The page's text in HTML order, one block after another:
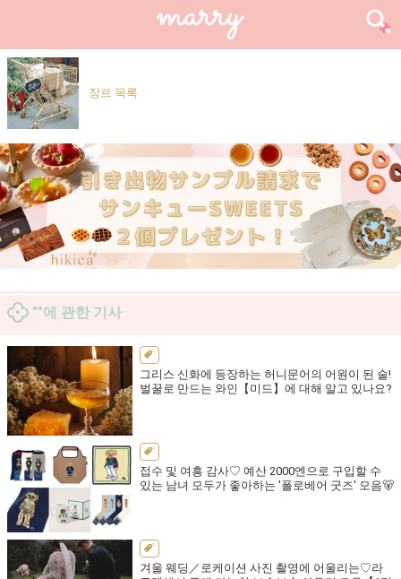
장르 목록
""에 관한 기사
그리스 신화에 등장하는 허니문어의 어원이 된 술!
벌꿀로 만드는 와인【미드】에 대해 알고 있나요?
접수 및 여흥 감사♡ 예산 2000엔으로 구입할 수
있는 남녀 모두가 좋아하는 '폴로베어 굿즈' 모음🐻
겨울 웨딩／로케이션 사진 촬영에 어울리는♡라